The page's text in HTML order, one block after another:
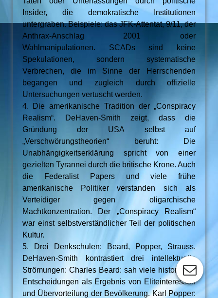
Insider, die demokratische Institutionen
untergraben. Beispiele: das JFK-Attentat, 9/11, der
Anthrax-Anschlag 2001 oder
Wahlmanipulationen. SCADs sind keine
Spekulationen, sondern systematische
Verbrechen, die im Sinne der Herrschenden
begangen und zugleich durch offizielle
Untersuchungen vertuscht werden.
4. Die amerikanische Tradition der „Conspiracy
Realism“. DeHaven-Smith zeigt, dass die
Gründung der USA selbst auf
„Verschwörungstheorien“ beruht: Die
Unabhängigkeitserklärung spricht von einer
gezielten Tyrannei durch die britische Krone. Auch
die Federalist Papers und viele frühe
amerikanische Politiker verstanden sich als
Verteidiger gegen oligarchische
Machtkonzentration. Der „Conspiracy Realism“
war einst selbstverständlicher Teil der politischen
Kultur.
5. Drei Denkschulen: Beard, Popper, Strauss.
DeHaven-Smith kontrastiert drei intellektuelle
Strömungen: Charles Beard: sah viele historische
Entscheidungen als Ergebnis von Eliteinteressen
und Übervorteilung der Bevölkerung. Karl Popper: